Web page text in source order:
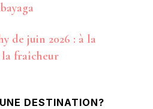
de juin 2026 : à la
fraîcheur
DESTINATION?